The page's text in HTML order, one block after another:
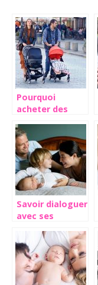
Pourquoi
acheter des
puériculture sur
internet ?
Savoir dialoguer
avec ses